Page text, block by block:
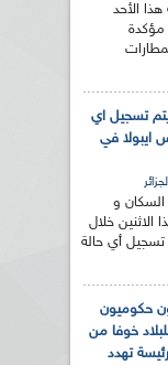
الأحد
مؤكدة
تسجيل اي
ايبولا في
السكان و
خلال
تسجيل أي حالة
حكوميون
خوفا من
تهدد